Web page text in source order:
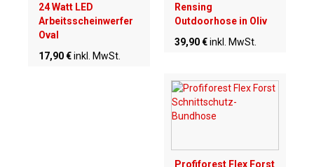
24 Watt LED
Arbeitsscheinwerfer
Oval
17,90 €inkl. MwSt.
Rensing
Outdoorhose in Oliv
39,90 €inkl. MwSt.
Profiforest Flex Forst